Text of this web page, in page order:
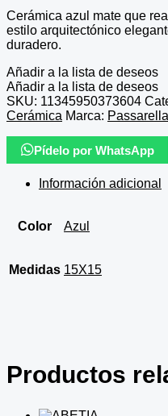
Cerámica azul mate que
estilo arquitectónico
duradero.
Añadir a la lista de deseos
Añadir a la lista de deseos
SKU: 11345950373604
Cerámica Marca: Passarella
Pídelo por WhatsApp
Información adicional
Color Azul
Medidas 15X15
Productos